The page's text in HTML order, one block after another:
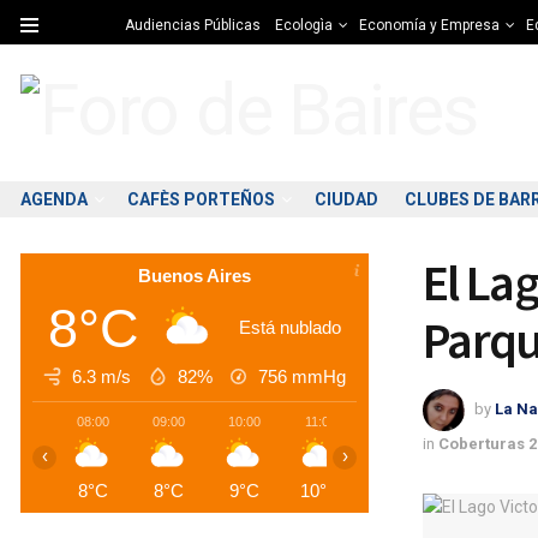
Audiencias Públicas Ecologìa Economía y Empresa
AGENDA CAFÈS PORTEÑOS CIUDAD CLUBES DE
El
by La
in Coberturas
Buenos Aires
8°C Está nublado
6.3 m/s 82% 756 mmHg
08:00
8°C
09:00
8°C
10:00
9°C
11:00
10°C
13:00
‹ ›